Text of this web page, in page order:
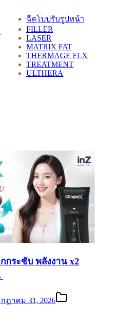
ฉีดโบปรับรูปหน้า
FILLER
LASER
MATRIX FAT
THERMAGE FLX
TREATMENT
ULTHERA
กระชับ พลังงาน x2
ฎาคม 31, 2026